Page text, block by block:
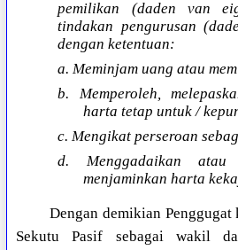
pemilikan (daden van
tindakan pengurusan
dengan ketentuan:
a. Meminjam uang atau
b. Memperoleh,
harta tetap untuk /
c. Mengikat perseroan
d. Menggadaikan
menjaminkan harta
Dengan demikian
Sekutu Pasif sebagai wakil